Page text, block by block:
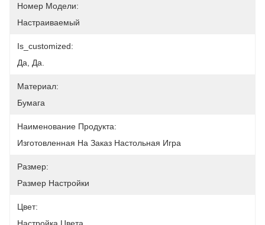
Номер Модели:
Настраиваемый
Is_customized:
Да, Да.
Материал:
Бумага
Наименование Продукта:
Изготовленная На Заказ Настольная Игра
Размер:
Размер Настройки
Цвет: